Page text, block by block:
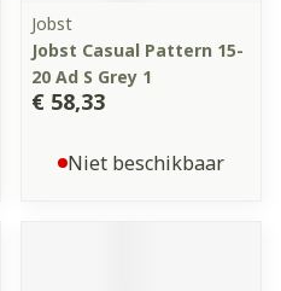
Jobst
Jobst Casual Pattern 15-
20 Ad S Grey 1
€ 58,33
Niet beschikbaar